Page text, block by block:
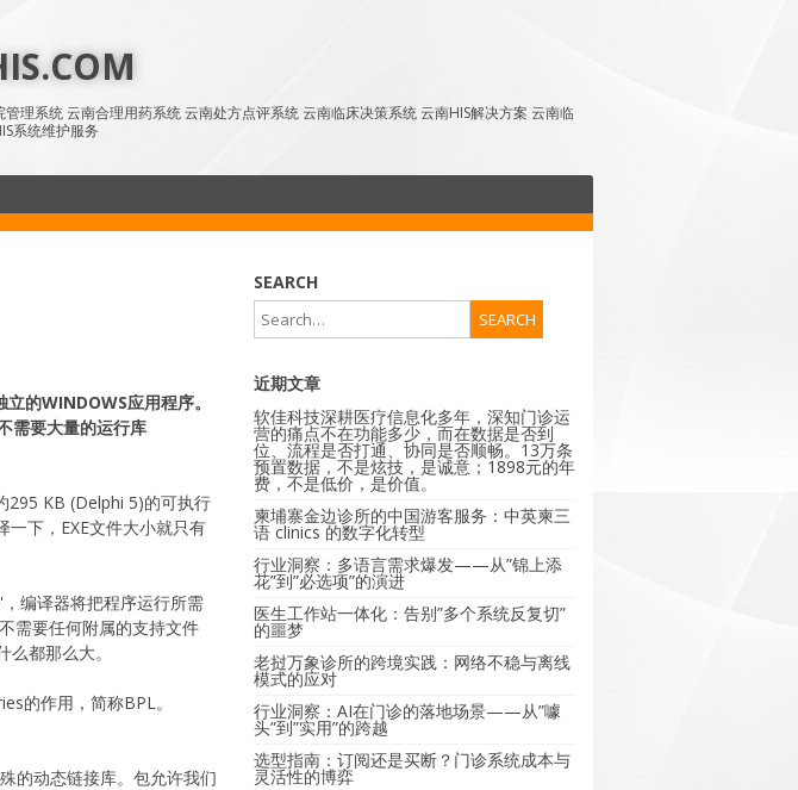
理系统 云南合理用药系统 云南处方点评系统 云南临床决策系统 云南HIS解决方案 云南临
系统维护服务
的WINDOWS应用程序。
需要大量的运行库
295 KB (Delphi 5)的可执行
下，EXE文件大小就只有
编译器将把程序运行所需
需要任何附属的支持文件
都那么大。
的作用，简称BPL。
的动态链接库。包允许我们
SEARCH
近期文章
软佳科技深耕医疗信息化多年，深知门诊运
营的痛点不在功能多少，而在数据是否到
位、流程是否打通、协同是否顺畅。13万条
预置数据，不是炫技，是诚意；1898元的年
费，不是低价，是价值。
柬埔寨金边诊所的中国游客服务：中英柬三
语 clinics 的数字化转型
行业洞察：多语言需求爆发——从”锦上添
花”到”必选项”的演进
医生工作站一体化：告别”多个系统反复切”
的噩梦
老挝万象诊所的跨境实践：网络不稳与离线
模式的应对
行业洞察：AI在门诊的落地场景——从”噱
头”到”实用”的跨越
选型指南：订阅还是买断？门诊系统成本与
灵活性的博弈